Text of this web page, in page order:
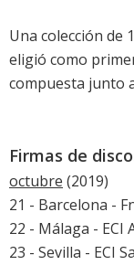
Una colección de
eligió como
compuesta junto
Firmas de
octubre (2019)
21 - Barcelona -
22 - Málaga - ECI
23 - Sevilla - ECI